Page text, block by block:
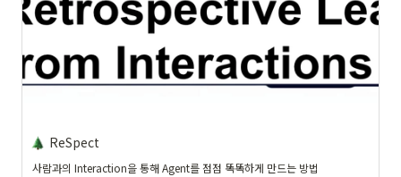
ReSpect
사람과의 Interaction을 통해 Agent를 점점 똑똑하게 만드는 방법